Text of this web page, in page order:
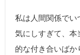
私は人間関係でい
気にしすぎて、本
的な付き合いばか